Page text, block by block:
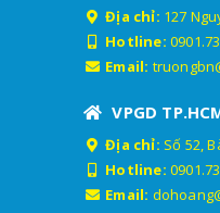
Địa chỉ: 127
Hotline:
Email:
VPGD
Địa chỉ: Số 52,
Hotline:
Email: